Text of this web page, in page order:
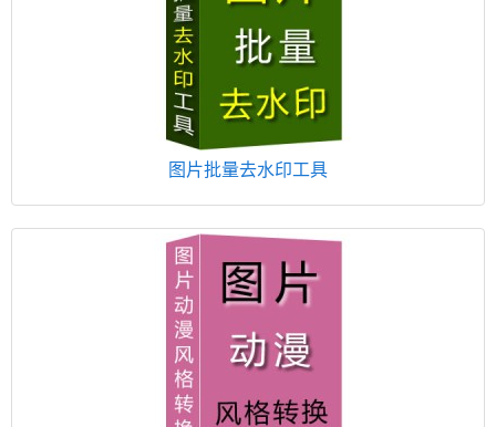
图片批量去水印工具